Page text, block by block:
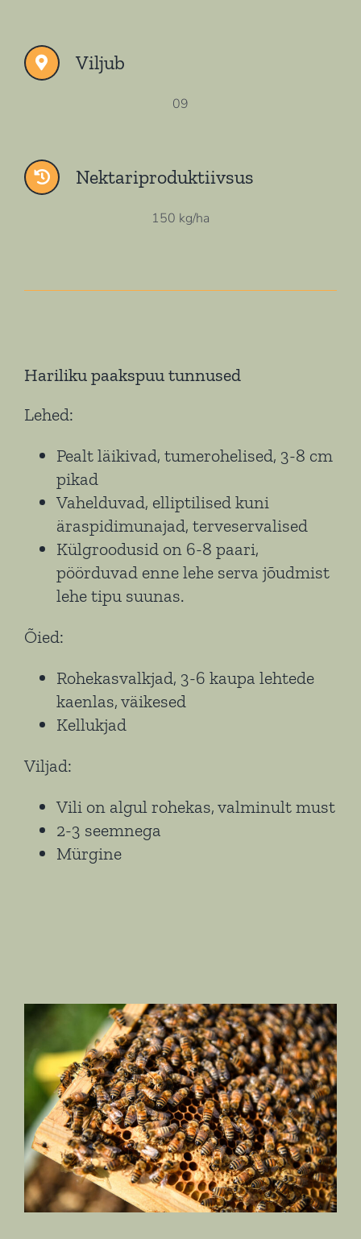
Viljub
09
Nektariproduktiivsus
150 kg/ha
Hariliku paakspuu tunnused
Lehed:
Pealt läikivad, tumerohelised, 3-8 cm
pikad
Vahelduvad, elliptilised kuni
äraspidimunajad, terveservalised
Külgroodusid on 6-8 paari,
pöörduvad enne lehe serva jõudmist
lehe tipu suunas.
Õied:
Rohekasvalkjad, 3-6 kaupa lehtede
kaenlas, väikesed
Kellukjad
Viljad:
Vili on algul rohekas, valminult must
2-3 seemnega
Mürgine